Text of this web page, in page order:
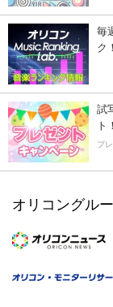
毎
ク！
試
ト！
プ
オリコングル